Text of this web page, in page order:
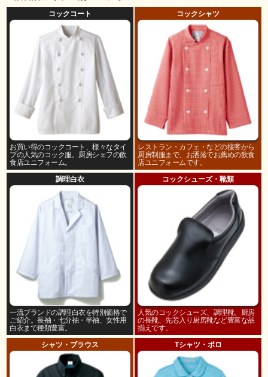
コックコート
お買い得のコックコート、様々なタイ
プの人気のコック服。厨房シェフの飲
食店ユニフォーム。
コックシャツ
レストラン・カフェ・などの接客から
厨房制服まで、お洒落でお薦めの飲食
店ユニフォームです。
調理白衣
一流ブランドの調理白衣を特別価格で
ご紹介。長袖・七分袖・半袖、女性用
白衣まで種類豊富。
コックシューズ・靴類
人気のコックシューズ、調理靴、厨房
の長靴、先芯入り厨房靴など豊富な品
揃えです。
シャツ・ブラウス
Tシャツ・ポロ